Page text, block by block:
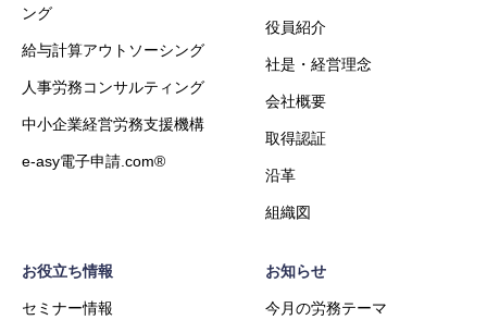
ング
給与計算アウトソーシング
人事労務コンサルティング
中小企業経営労務支援機構
e-asy電子申請.com®
役員紹介
社是・経営理念
会社概要
取得認証
沿革
組織図
お役立ち情報
セミナー情報
お知らせ
今月の労務テーマ